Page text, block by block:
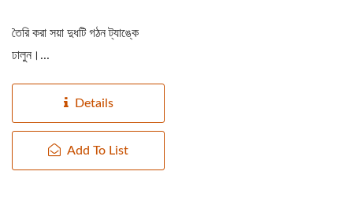
তৈরি করা সয়া দুধটি গঠন ট্যাঙ্কে
ঢালুন।...
Details
Add To List